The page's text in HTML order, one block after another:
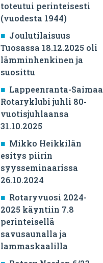
toteutui perinteisesti
(vuodesta 1944)
Joulutilaisuus
Tuosassa 18.12.2025 oli
lämminhenkinen ja
suosittu
Lappeenranta-Saimaa
Rotaryklubi juhli 80-
vuotisjuhlaansa
31.10.2025
Mikko Heikkilän
esitys piirin
syysseminaarissa
26.10.2024
Rotaryvuosi 2024-
2025 käyntiin 7.8
perinteisellä
savusaunalla ja
lammaskaalilla